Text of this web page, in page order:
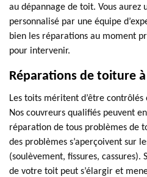
au dépannage de toit. Vous aurez
personnalisé par une équipe
bien les réparations au moment
pour intervenir.
Réparations de toiture
Les toits méritent d’être
Nos couvreurs qualifiés peuvent
réparation de tous problèmes de
des problèmes s’aperçoivent sur
(soulèvement, fissures,
de votre toit peut s’élargir et